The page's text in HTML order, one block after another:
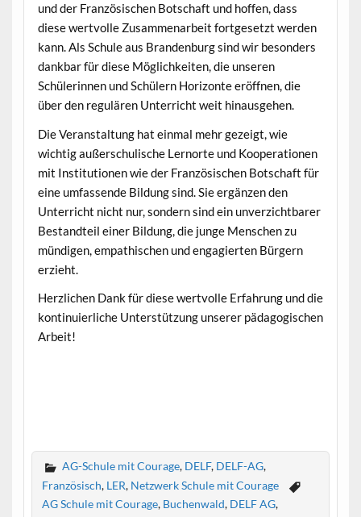
und der Französischen Botschaft und hoffen, dass
diese wertvolle Zusammenarbeit fortgesetzt werden
kann. Als Schule aus Brandenburg sind wir besonders
dankbar für diese Möglichkeiten, die unseren
Schülerinnen und Schülern Horizonte eröffnen, die
über den regulären Unterricht weit hinausgehen.
Die Veranstaltung hat einmal mehr gezeigt, wie
wichtig außerschulische Lernorte und Kooperationen
mit Institutionen wie der Französischen Botschaft für
eine umfassende Bildung sind. Sie ergänzen den
Unterricht nicht nur, sondern sind ein unverzichtbarer
Bestandteil einer Bildung, die junge Menschen zu
mündigen, empathischen und engagierten Bürgern
erzieht.
Herzlichen Dank für diese wertvolle Erfahrung und die
kontinuierliche Unterstützung unserer pädagogischen
Arbeit!
AG-Schule mit Courage, DELF, DELF-AG,
Französisch, LER, Netzwerk Schule mit Courage
AG Schule mit Courage, Buchenwald, DELF AG,